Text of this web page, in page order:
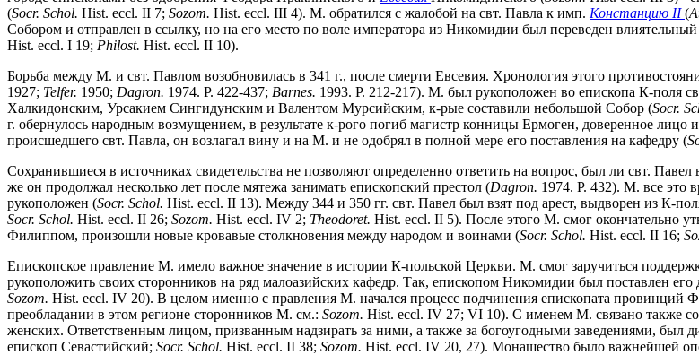
(Socr. Schol. Hist. eccl. II 7; Sozom. Hist. eccl. III 4). М. обратился с жалобой на свт. Павла к имп. Констанцию II(
Собором и отправлен в ссылку, но на его место по воле императора из Никомидии был переведен
Hist. eccl. I 19; Philost. Hist. eccl. II 10).
Борьба между М. и свт. Павлом возобновилась в 341 г., после смерти Евсевия. Хронология этого
1927; Telfer. 1950; Dagron. 1974. P. 422-437; Barnes. 1993. P. 212-217). М. был рукоположен во епископа К-
Халкидонским, Урсакием Сингидунским и Валентом Мурсийским, к-рые составили небольшой Собор (Socr.
г. обернулось народным возмущением, в результате к-рого погиб магистр конницы Ермоген, доверенное
происшедшего свт. Павла, он возлагал вину и на М. и не одобрял в полной мере его поставления на кафедру (
Сохранившиеся в источниках свидетельства не позволяют определенно ответить на вопрос, был ли свт.
же он продолжал несколько лет после мятежа занимать епископский престол (Dagron. 1974. P. 432). М. все это
рукоположен (Socr. Schol. Hist. eccl. II 13). Между 344 и 350 гг. свт. Павел был взят под арест, выдворен из К-
Socr. Schol. Hist. eccl. II 26; Sozom. Hist. eccl. IV 2; Theodoret. Hist. eccl. II 5). После этого М. смог окончательно
Филиппом, произошли новые кровавые столкновения между народом и воинами (Socr. Schol. Hist. eccl. II 16;
Епископское правление М. имело важное значение в истории К-польской Церкви. М. смог заручиться
рукоположить своих сторонников на ряд малоазийских кафедр. Так, епископом Никомидии был поставлен
Sozom. Hist. eccl. IV 20). В целом именно с правления М. начался процесс подчинения епископата провинций
преобладании в этом регионе сторонников М. см.: Sozom. Hist. eccl. IV 27; VI 10). С именем М. связано также
женских. Ответственным лицом, призванным надзирать за ними, а также за богоугодными заведениями, был
епископ Севастийский; Socr. Schol. Hist. eccl. II 38; Sozom. Hist. eccl. IV 20, 27). Монашество было важнейшей